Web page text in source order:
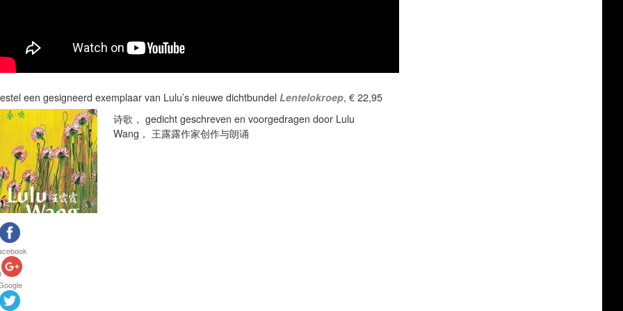
een gesigneerd exemplaar van Lulu’s nieuwe dichtbundel Lentelokroep, € 22,95
诗歌， gedicht geschreven en voorgedragen door Lulu
Wang， 王露露作家创作与朗诵